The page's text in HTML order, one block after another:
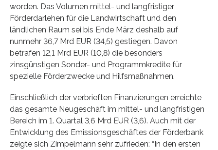
worden. Das Volumen mittel- und langfristiger
Förderdarlehen für die Landwirtschaft und den
ländlichen Raum sei bis Ende März deshalb auf
nunmehr 36,7 Mrd EUR (34,5) gestiegen. Davon
betrafen 12,1 Mrd EUR (10,8) die besonders
zinsgünstigen Sonder- und Programmkredite für
spezielle Förderzwecke und Hilfsmaßnahmen.
Einschließlich der verbrieften Finanzierungen erreichte
das gesamte Neugeschäft im mittel- und langfristigen
Bereich im 1. Quartal 3,6 Mrd EUR (3,6). Auch mit der
Entwicklung des Emissionsgeschäftes der Förderbank
zeigte sich Zimpelmann sehr zufrieden: “In den ersten